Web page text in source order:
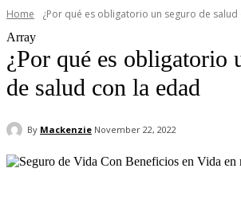
Home
¿Por qué es obligatorio un seguro de salud
Array
¿Por qué es obligatorio
de salud con la edad
By Mackenzie November 22, 2022